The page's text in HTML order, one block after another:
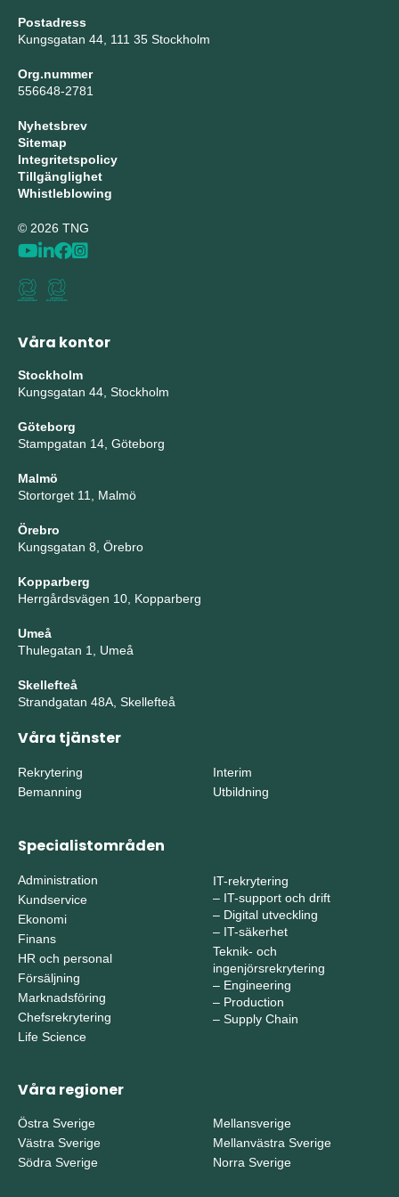
Postadress
Kungsgatan 44, 111 35 Stockholm
Org.nummer
556648-2781
Nyhetsbrev
Sitemap
Integritetspolicy
Tillgänglighet
Whistleblowing
© 2026 TNG
Våra kontor
Stockholm
Kungsgatan 44, Stockholm
Göteborg
Stampgatan 14, Göteborg
Malmö
Stortorget 11, Malmö
Örebro
Kungsgatan 8, Örebro
Kopparberg
Herrgårdsvägen 10, Kopparberg
Umeå
Thulegatan 1, Umeå
Skellefteå
Strandgatan 48A, Skellefteå
Våra tjänster
Rekrytering
Bemanning
Interim
Utbildning
Specialistområden
Administration
Kundservice
Ekonomi
Finans
HR och personal
Försäljning
Marknadsföring
Chefsrekrytering
Life Science
IT-rekrytering
– IT-support och drift
– Digital utveckling
– IT-säkerhet
Teknik- och
ingenjörsrekrytering
– Engineering
– Production
– Supply Chain
Våra regioner
Östra Sverige
Västra Sverige
Södra Sverige
Mellansverige
Mellanvästra Sverige
Norra Sverige